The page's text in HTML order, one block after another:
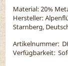
Material: 20%
Hersteller:
Starnberg,
Artikelnummer:
Verfügbarkeit: